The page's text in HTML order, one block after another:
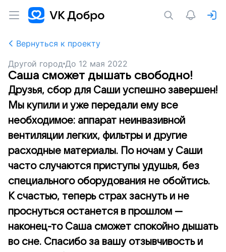
Вернуться к проекту
Другой город До 12 мая 2022
Саша сможет дышать свободно!
Друзья, сбор для Саши успешно завершен!
Мы купили и уже передали ему все
необходимое: аппарат неинвазивной
вентиляции легких, фильтры и другие
расходные материалы. По ночам у Саши
часто случаются приступы удушья, без
специального оборудования не обойтись.
К счастью, теперь страх заснуть и не
проснуться останется в прошлом —
наконец-то Саша сможет спокойно дышать
во сне. Спасибо за вашу отзывчивость и